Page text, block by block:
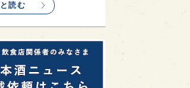
読む